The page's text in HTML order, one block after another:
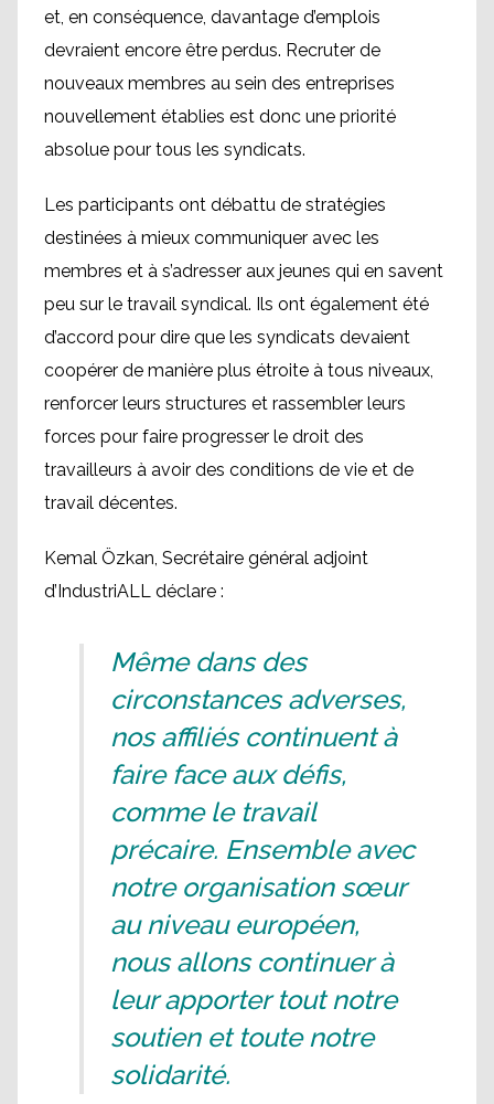
et, en conséquence, davantage d’emplois
devraient encore être perdus. Recruter de
nouveaux membres au sein des entreprises
nouvellement établies est donc une priorité
absolue pour tous les syndicats.
Les participants ont débattu de stratégies
destinées à mieux communiquer avec les
membres et à s’adresser aux jeunes qui en savent
peu sur le travail syndical. Ils ont également été
d’accord pour dire que les syndicats devaient
coopérer de manière plus étroite à tous niveaux,
renforcer leurs structures et rassembler leurs
forces pour faire progresser le droit des
travailleurs à avoir des conditions de vie et de
travail décentes.
Kemal Özkan, Secrétaire général adjoint
d’IndustriALL déclare :
Même dans des
circonstances adverses,
nos affiliés continuent à
faire face aux défis,
comme le travail
précaire. Ensemble avec
notre organisation sœur
au niveau européen,
nous allons continuer à
leur apporter tout notre
soutien et toute notre
solidarité.